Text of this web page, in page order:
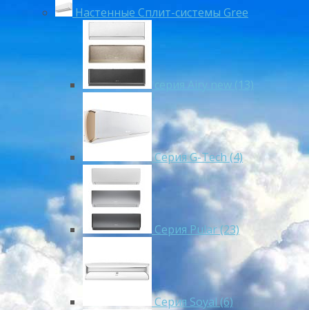
Настенные Сплит-системы Gree
серия Airy new (13)
Серия G-Tech (4)
Серия Pular (23)
Cерия Soyal (6)